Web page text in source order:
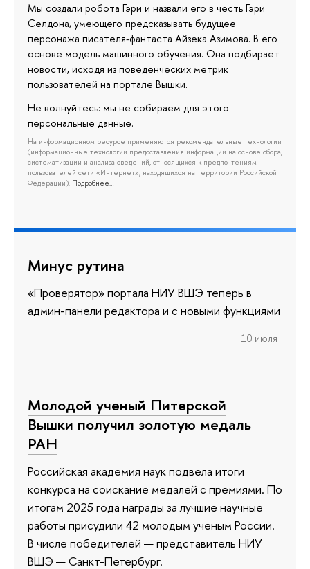
Мы создали робота Гэри и назвали его в честь Гэри
Селдона, умеющего предсказывать будущее
персонажа писателя-фантаста Айзека Азимова. В его
основе модель машинного обучения. Она подбирает
новости, исходя из поведенческих метрик
пользователей на портале Вышки.
Не волнуйтесь: мы не собираем для этого
персональные данные.
На информационном ресурсе применяются рекомендательные технологии
(информационные технологии предоставления информации на основе сбора,
систематизации и анализа сведений, относящихся к предпочтениям
пользователей сети «Интернет», находящихся на территории Российской
Федерации). Подробнее…
Минус рутина
«Проверятор» портала НИУ ВШЭ теперь в
админ-панели редактора и с новыми функциями
10 июля
Молодой ученый Питерской
Вышки получил золотую медаль
РАН
Российская академия наук подвела итоги
конкурса на соискание медалей с премиями. По
итогам 2025 года награды за лучшие научные
работы присудили 42 молодым ученым России.
В числе победителей — представитель НИУ
ВШЭ — Санкт-Петербург.